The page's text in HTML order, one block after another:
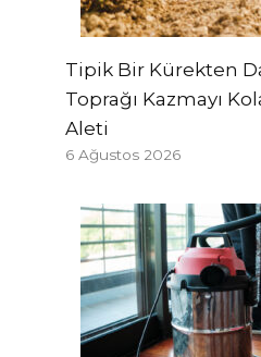
Tipik Bir Kürekten
Toprağı Kazmayı
Aleti
6 Ağustos 2026